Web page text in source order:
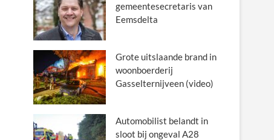
gemeentesecretaris van
Eemsdelta
Grote uitslaande brand in
woonboerderij
Gasselternijveen (video)
Automobilist belandt in
sloot bij ongeval A28